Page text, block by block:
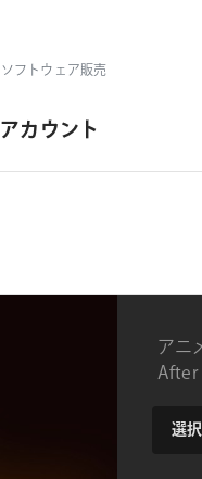
フトウェア販売
アカウント
アニ
After
type